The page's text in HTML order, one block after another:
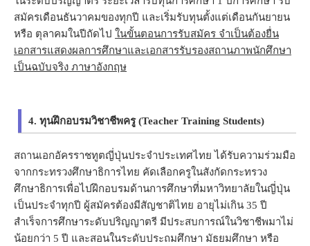
สมัครเดือนธันวาคมของทุกปี และเริ่มรับทุนตั้งแต่เดือนกันยายน
หรือ ตุลาคมในปีถัดไป ในขั้นตอนการรับสมัคร จำเป็นต้องยื่น
เอกสารแสดงผลการศึกษาและเอกสารรับรองสถานภาพนักศึกษา
เป็นฉบับจริง ภาษาอังกฤษ
4. ทุนฝึกอบรมวิชาชีพครู (Teacher Training Students)
สถานเอกอัครราชทูตญี่ปุ่นประจำประเทศไทย ได้รับความร่วมมือ
จากกระทรวงศึกษาธิการไทย คัดเลือกครูในสังกัดกระทรวง
ศึกษาธิการเพื่อไปฝึกอบรมด้านการศึกษาที่มหาวิทยาลัยในญี่ปุ่น
เป็นประจำทุกปี ผู้สมัครต้องมีสัญชาติไทย อายุไม่เกิน 35 ปี
สำเร็จการศึกษาระดับปริญญาตรี มีประสบการณ์ในวิชาชีพมาไม่
น้อยกว่า 5 ปี และสอนในระดับประถมศึกษา มัธยมศึกษา หรือ